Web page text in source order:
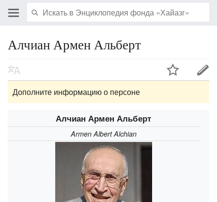
Алчиан Армен Альберт
Дополните информацию о персоне
Алчиан Армен Альберт
Armen Albert Alchian